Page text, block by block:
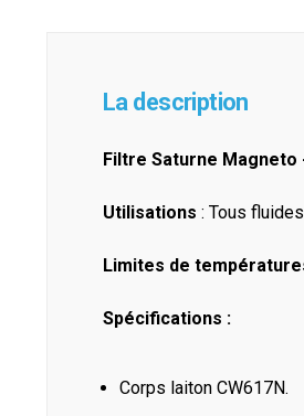
La description
Filtre Saturne Magneto
Utilisations : Tous
Limites de
Spécifications :
Corps laiton CW617N.